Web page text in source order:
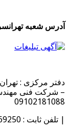
آدرس شعبه تهرانسر
دفتر مرکزی :
– شرکت فنی
09102181088
| تلفن ثابت : 44569250-021 | ساعات تماس همه روزه 9 الی 17